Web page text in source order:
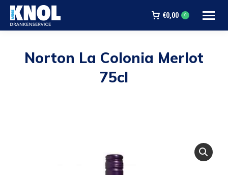
€0,00 0
Norton La Colonia Merlot
75cl